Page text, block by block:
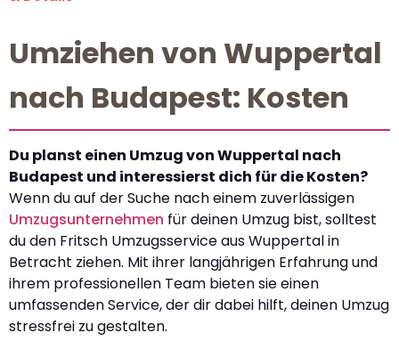
Umziehen von Wuppertal
nach Budapest: Kosten
Du planst einen Umzug von Wuppertal nach
Budapest und interessierst dich für die Kosten?
Wenn du auf der Suche nach einem zuverlässigen
Umzugsunternehmen für deinen Umzug bist, solltest
du den Fritsch Umzugsservice aus Wuppertal in
Betracht ziehen. Mit ihrer langjährigen Erfahrung und
ihrem professionellen Team bieten sie einen
umfassenden Service, der dir dabei hilft, deinen Umzug
stressfrei zu gestalten.